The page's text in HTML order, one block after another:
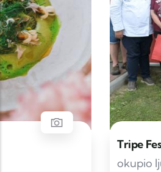
Tripe Fest u petom izdanju
okupio ljubitelje fileka iz